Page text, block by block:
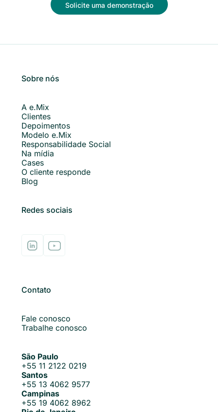
Solicite uma demonstração
Sobre nós
A e.Mix
Clientes
Depoimentos
Modelo e.Mix
Responsabilidade Social
Na mídia
Cases
O cliente responde
Blog
Redes sociais
Contato
Fale conosco
Trabalhe conosco
São Paulo
+55 11 2122 0219
Santos
+55 13 4062 9577
Campinas
+55 19 4062 8962